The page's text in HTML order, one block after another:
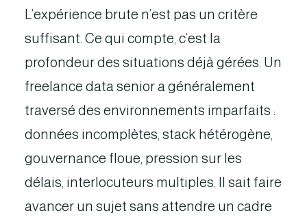
L’expérience brute n’est pas un critère
suffisant. Ce qui compte, c’est la
profondeur des situations déjà gérées. Un
freelance data senior a généralement
traversé des environnements imparfaits :
données incomplètes, stack hétérogène,
gouvernance floue, pression sur les
délais, interlocuteurs multiples. Il sait faire
avancer un sujet sans attendre un cadre